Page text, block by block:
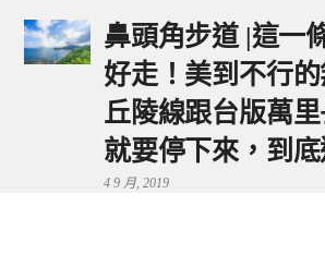
鼻頭角步道 |這一
好走！美到不行的
丘陵線跟台版萬
就要停下來，到
4 9 月, 2019